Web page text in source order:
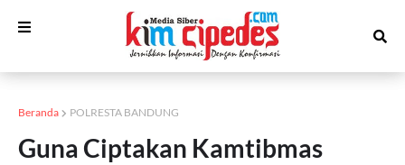
Beranda POLRESTA BANDUNG
Guna Ciptakan Kamtibmas